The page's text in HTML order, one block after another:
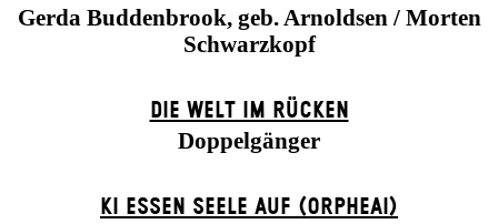
Gerda Buddenbrook, geb. Arnoldsen / Morten
Schwarzkopf
DIE WELT IM RÜCKEN
Doppelgänger
KI ESSEN SEELE AUF (ORPHEAI)